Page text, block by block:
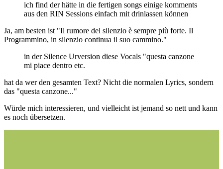
ich find der hätte in die fertigen songs einige komments
aus den RIN Sessions einfach mit drinlassen können
Ja, am besten ist "Il rumore del silenzio è sempre più forte. Il
Programmino, in silenzio continua il suo cammino."
in der Silence Urversion diese Vocals "questa canzone
mi piace dentro etc.
hat da wer den gesamten Text? Nicht die normalen Lyrics, sondern
das "questa canzone..."
Würde mich interessieren, und vielleicht ist jemand so nett und kann
es noch übersetzen.